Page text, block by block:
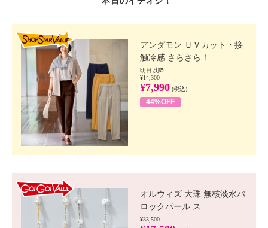
アンダモン ＵＶカット・接
触冷感 さらさら！...
明日以降
¥14,300
¥7,990 (税込)
44%OFF
オルウィズ 大珠 無核淡水バ
ロックパール ス...
¥33,500